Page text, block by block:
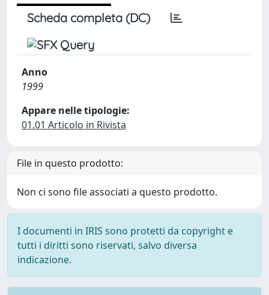
Scheda completa (DC)
Anno
1999
Appare nelle tipologie:
01.01 Articolo in Rivista
File in questo prodotto:
Non ci sono file associati a questo prodotto.
I documenti in IRIS sono protetti da copyright e
tutti i diritti sono riservati, salvo diversa
indicazione.